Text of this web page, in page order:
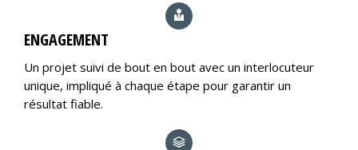
ENGAGEMENT
Un projet suivi de bout en bout avec un interlocuteur
unique, impliqué à chaque étape pour garantir un
résultat fiable.